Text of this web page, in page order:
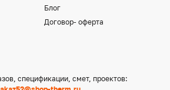
Блог
Договор- оферта
спецификации, смет, проектов: